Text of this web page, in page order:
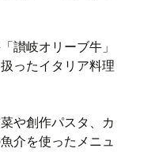
讃岐オリーブ牛」
ったイタリア料理
や創作パスタ、カ
介を使ったメニュ